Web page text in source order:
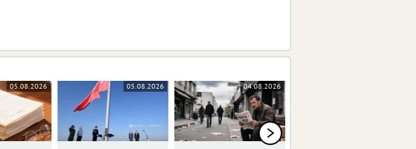
05.08.2026 05.08.2026 04.08.2026